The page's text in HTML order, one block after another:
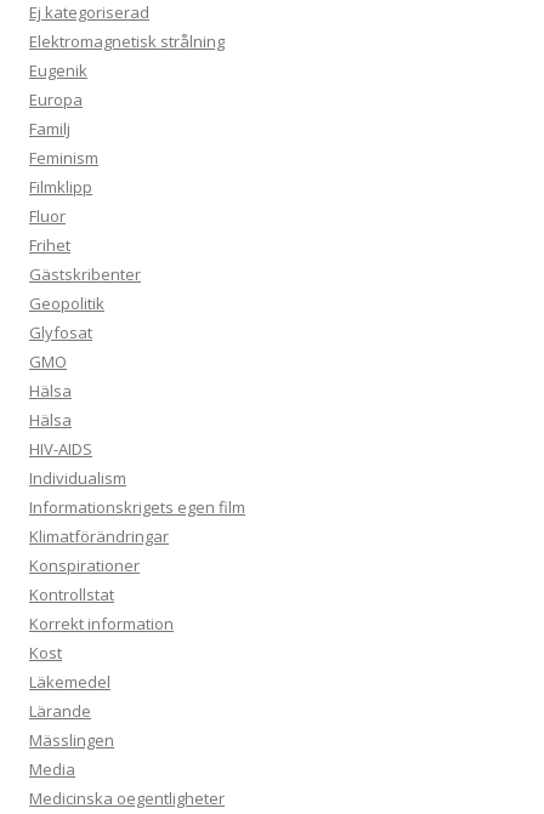
Ej kategoriserad
Elektromagnetisk strålning
Eugenik
Europa
Familj
Feminism
Filmklipp
Fluor
Frihet
Gästskribenter
Geopolitik
Glyfosat
GMO
Hälsa
Hälsa
HIV-AIDS
Individualism
Informationskrigets egen film
Klimatförändringar
Konspirationer
Kontrollstat
Korrekt information
Kost
Läkemedel
Lärande
Mässlingen
Media
Medicinska oegentligheter